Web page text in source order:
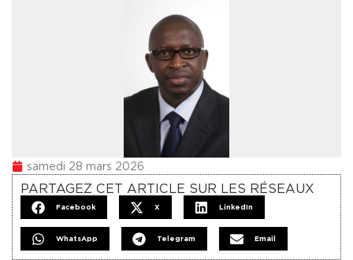
samedi 28 mars 2026
PARTAGEZ CET ARTICLE SUR LES RÉSEAUX
Facebook X LinkedIn
WhatsApp Telegram Email